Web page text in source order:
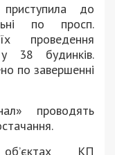
до
по просп.
проведення
38 будинків.
по завершенні
проводять
КП